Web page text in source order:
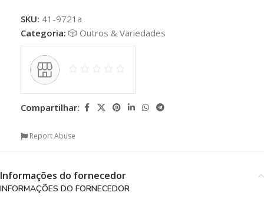
SKU: 41-9721a
Categoria: 🎲 Outros & Variedades
Compartilhar:
Report Abuse
Informações do fornecedor
INFORMAÇÕES DO FORNECEDOR